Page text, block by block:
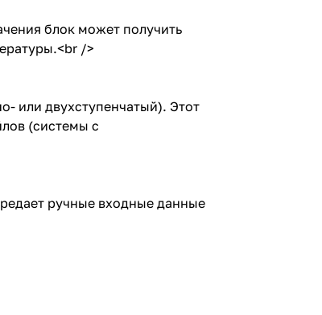
блок может получить
/>
или двухступенчатый). Этот
(системы с
ручные входные данные